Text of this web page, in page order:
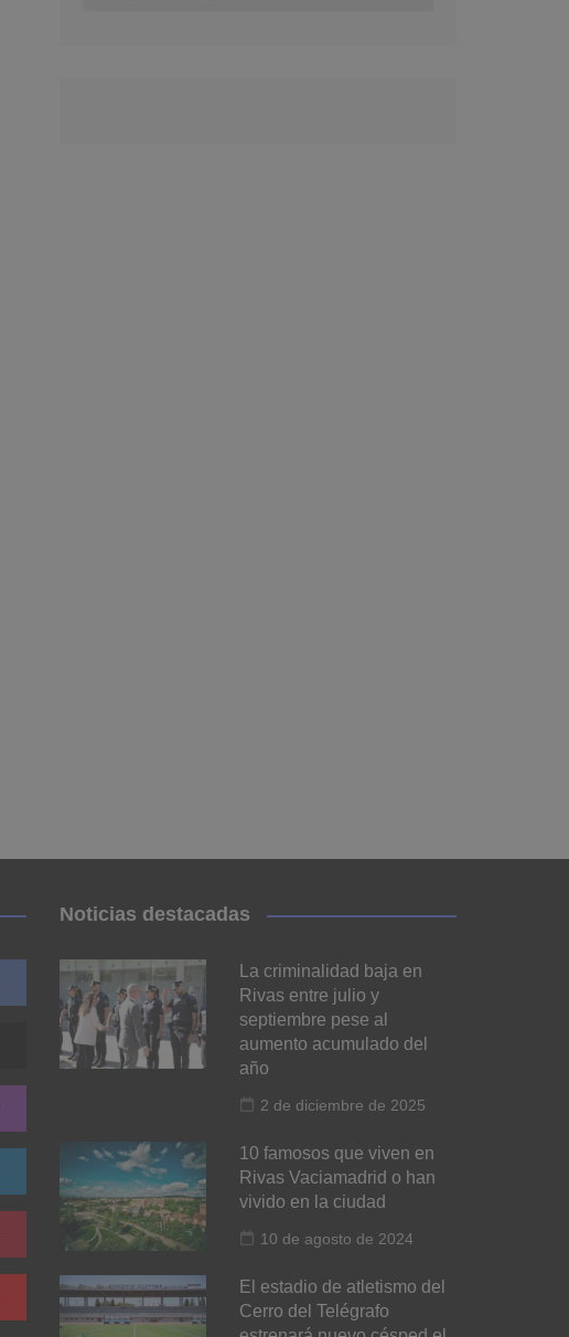
Noticias destacadas
La criminalidad baja en
Rivas entre julio y
septiembre pese al
aumento acumulado del
año
2 de diciembre de 2025
10 famosos que viven en
Rivas Vaciamadrid o han
vivido en la ciudad
10 de agosto de 2024
El estadio de atletismo del
Cerro del Telégrafo